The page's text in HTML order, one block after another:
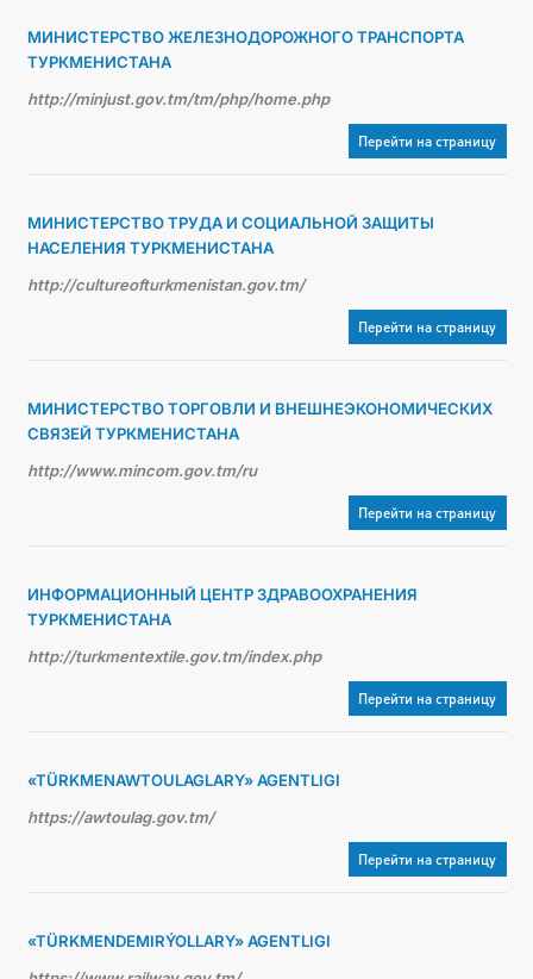
МИНИСТЕРСТВО ЖЕЛЕЗНОДОРОЖНОГО ТРАНСПОРТА
ТУРКМЕНИСТАНА
http://minjust.gov.tm/tm/php/home.php
Перейти на страницу
МИНИСТЕРСТВО ТРУДА И СОЦИАЛЬНОЙ ЗАЩИТЫ
НАСЕЛЕНИЯ ТУРКМЕНИСТАНА
http://cultureofturkmenistan.gov.tm/
Перейти на страницу
МИНИСТЕРСТВО ТОРГОВЛИ И ВНЕШНЕЭКОНОМИЧЕСКИХ
СВЯЗЕЙ ТУРКМЕНИСТАНА
http://www.mincom.gov.tm/ru
Перейти на страницу
ИНФОРМАЦИОННЫЙ ЦЕНТР ЗДРАВООХРАНЕНИЯ
ТУРКМЕНИСТАНА
http://turkmentextile.gov.tm/index.php
Перейти на страницу
«TÜRKMENAWTOULAGLARY» AGENTLIGI
https://awtoulag.gov.tm/
Перейти на страницу
«TÜRKMENDEMIRÝOLLARY» AGENTLIGI